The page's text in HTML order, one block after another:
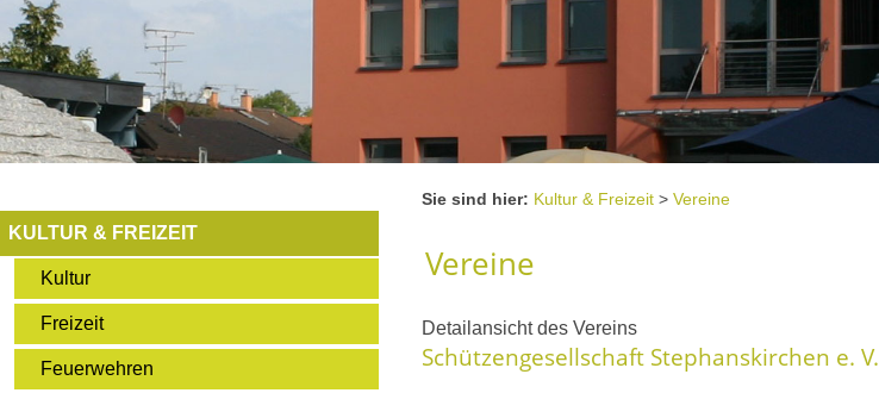
KULTUR & FREIZEIT
Kultur
Freizeit
Feuerwehren
Sie sind hier: Kultur & Freizeit > Vereine
Vereine
Detailansicht des Vereins
Schützengesellschaft Stephanskirchen e. V.